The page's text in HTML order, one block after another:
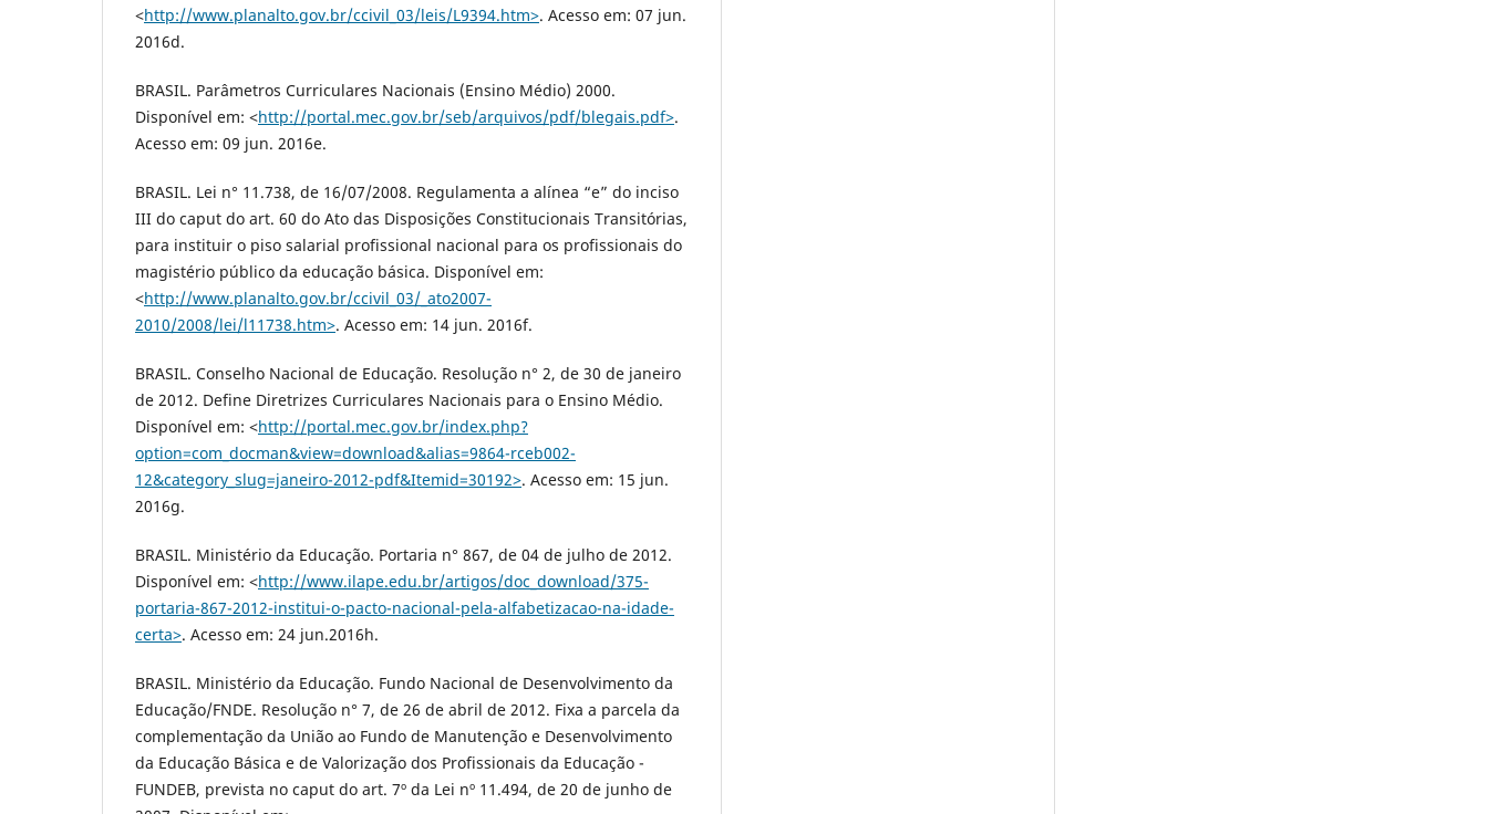
˂http://www.planalto.gov.br/ccivil_03/leis/L9394.htm˃. Acesso em: 07 jun.
2016d.
BRASIL. Parâmetros Curriculares Nacionais (Ensino Médio) 2000.
Disponível em: ˂http://portal.mec.gov.br/seb/arquivos/pdf/blegais.pdf˃.
Acesso em: 09 jun. 2016e.
BRASIL. Lei n° 11.738, de 16/07/2008. Regulamenta a alínea “e” do inciso
III do caput do art. 60 do Ato das Disposições Constitucionais Transitórias,
para instituir o piso salarial profissional nacional para os profissionais do
magistério público da educação básica. Disponível em:
˂http://www.planalto.gov.br/ccivil_03/_ato2007-
2010/2008/lei/l11738.htm˃. Acesso em: 14 jun. 2016f.
BRASIL. Conselho Nacional de Educação. Resolução n° 2, de 30 de janeiro
de 2012. Define Diretrizes Curriculares Nacionais para o Ensino Médio.
Disponível em: ˂http://portal.mec.gov.br/index.php?
option=com_docman&view=download&alias=9864-rceb002-
12&category_slug=janeiro-2012-pdf&Itemid=30192˃. Acesso em: 15 jun.
2016g.
BRASIL. Ministério da Educação. Portaria n° 867, de 04 de julho de 2012.
Disponível em: ˂http://www.ilape.edu.br/artigos/doc_download/375-
portaria-867-2012-institui-o-pacto-nacional-pela-alfabetizacao-na-idade-
certa˃. Acesso em: 24 jun.2016h.
BRASIL. Ministério da Educação. Fundo Nacional de Desenvolvimento da
Educação/FNDE. Resolução n° 7, de 26 de abril de 2012. Fixa a parcela da
complementação da União ao Fundo de Manutenção e Desenvolvimento
da Educação Básica e de Valorização dos Profissionais da Educação -
FUNDEB, prevista no caput do art. 7º da Lei nº 11.494, de 20 de junho de